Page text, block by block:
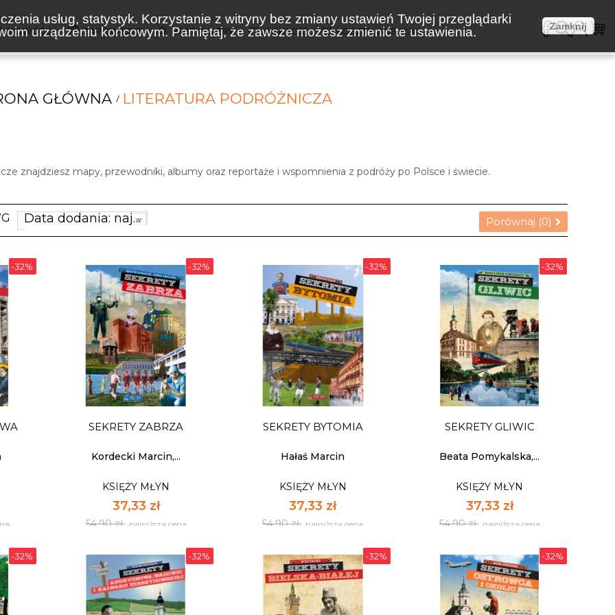
usług, statystyk. Korzystanie z witryny bez zmiany ustawień Twojej przeglądarki
urządzeniu końcowym. Pamiętaj, że zawsze możesz zmienić te ustawienia.
Zamknij
NOWOŚCI ZAPOWIEDZI BESTSELLERY WAKACJE KOSZTY WYSYŁKI
GŁÓWNA LITERATURA PODRÓŻNICZA
znajdziesz mapy, przewodniki, albumy oraz reportaże i wspomnienia z podróży po Polsce i świecie.
Data dodania: najnowsze Porównaj (0)
-32% -32%
SEKRETY ZABRZA
Kordecki Marcin,...
KSIĘŻY MŁYN
37,33 zł
54,90 zł najniższa cena
-32%
SEKRETY BYTOMIA
Hałaś Marcin
KSIĘŻY MŁYN
37,33 zł
54,90 zł najniższa cena
-32%
SEKRETY GLIWIC
Beata Pomykalska,...
KSIĘŻY MŁYN
37,33 zł
54,90 zł najniższa cena
-32% -32% -32% -32%